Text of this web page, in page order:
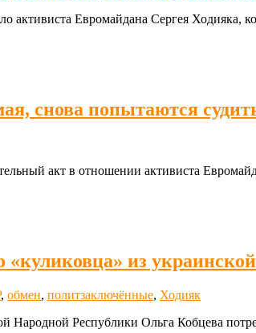
Евромайдана Сергея Ходияка,
снова попытаются
акт в отношении активиста
«куликовца» из
, обмен, политзаключённые, Ходияк
Народной Республики Ольга Кобцева